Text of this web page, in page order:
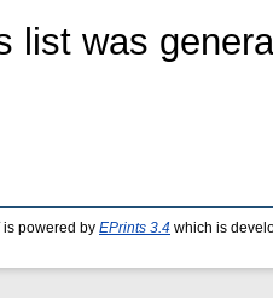
list was
is powered by EPrints 3.4 which is